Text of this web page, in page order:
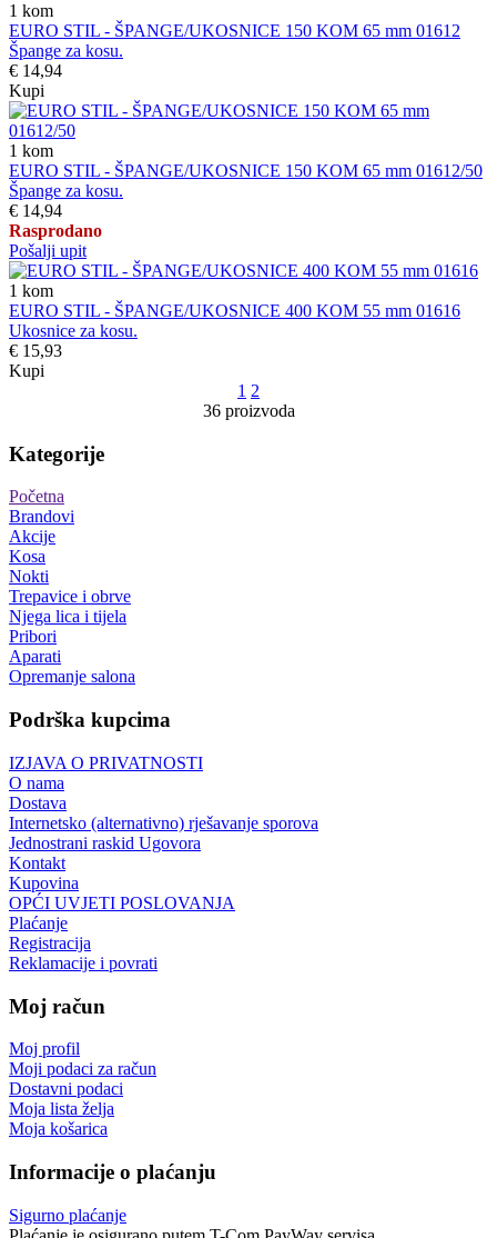
1 kom
EURO STIL - ŠPANGE/UKOSNICE 150 KOM 65 mm 01612
Špange za kosu.
€ 14,94
Kupi
1 kom
EURO STIL - ŠPANGE/UKOSNICE 150 KOM 65 mm 01612/50
Špange za kosu.
€ 14,94
Rasprodano
Pošalji upit
1 kom
EURO STIL - ŠPANGE/UKOSNICE 400 KOM 55 mm 01616
Ukosnice za kosu.
€ 15,93
Kupi
1 2
36 proizvoda
Kategorije
Početna
Brandovi
Akcije
Kosa
Nokti
Trepavice i obrve
Njega lica i tijela
Pribori
Aparati
Opremanje salona
Podrška kupcima
IZJAVA O PRIVATNOSTI
O nama
Dostava
Internetsko (alternativno) rješavanje sporova
Jednostrani raskid Ugovora
Kontakt
Kupovina
OPĆI UVJETI POSLOVANJA
Plaćanje
Registracija
Reklamacije i povrati
Moj račun
Moj profil
Moji podaci za račun
Dostavni podaci
Moja lista želja
Moja košarica
Informacije o plaćanju
Sigurno plaćanje